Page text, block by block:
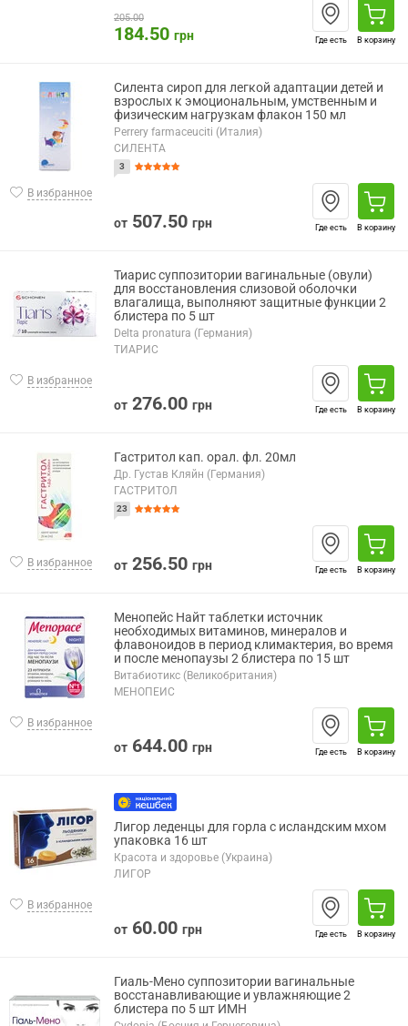
205.00
184.50 грн Где есть В корзину
В избранное
Силента сироп для легкой адаптации детей и
взрослых к эмоциональным, умственным и
физическим нагрузкам флакон 150 мл
Perrery farmaceuciti (Италия)
СИЛЕНТА
3
от 507.50 грн Где есть В корзину
В избранное
Тиарис суппозитории вагинальные (овули)
для восстановления слизовой оболочки
влагалища, выполняют защитные функции 2
блистера по 5 шт
Delta pronatura (Германия)
ТИАРИС
от 276.00 грн Где есть В корзину
В избранное
Гастритол кап. орал. фл. 20мл
Др. Густав Кляйн (Германия)
ГАСТРИТОЛ
23
от 256.50 грн Где есть В корзину
В избранное
Менопейс Найт таблетки источник
необходимых витаминов, минералов и
флавоноидов в период климактерия, во время
и после менопаузы 2 блистера по 15 шт
Витабиотикс (Великобритания)
МЕНОПЕЙС
от 644.00 грн Где есть В корзину
В избранное
Лигор леденцы для горла с исландским мхом
упаковка 16 шт
Красота и здоровье (Украина)
ЛИГОР
от 60.00 грн Где есть В корзину
Гиаль-Мено суппозитории вагинальные
восстанавливающие и увлажняющие 2
блистера по 5 шт ИМН